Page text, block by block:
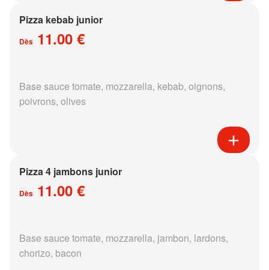
Pizza kebab junior
Dès 11.00 €
Base sauce tomate, mozzarella, kebab, oignons,
poivrons, olives
Pizza 4 jambons junior
Dès 11.00 €
Base sauce tomate, mozzarella, jambon, lardons,
chorizo, bacon